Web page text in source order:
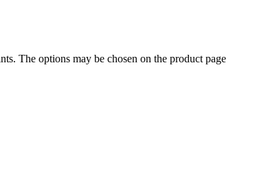
The options may be chosen on the product page